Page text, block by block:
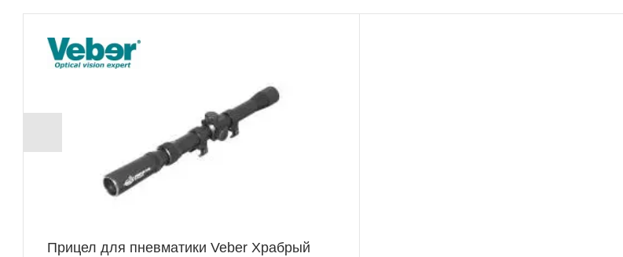
Прицел для пневматики Veber Храбрый